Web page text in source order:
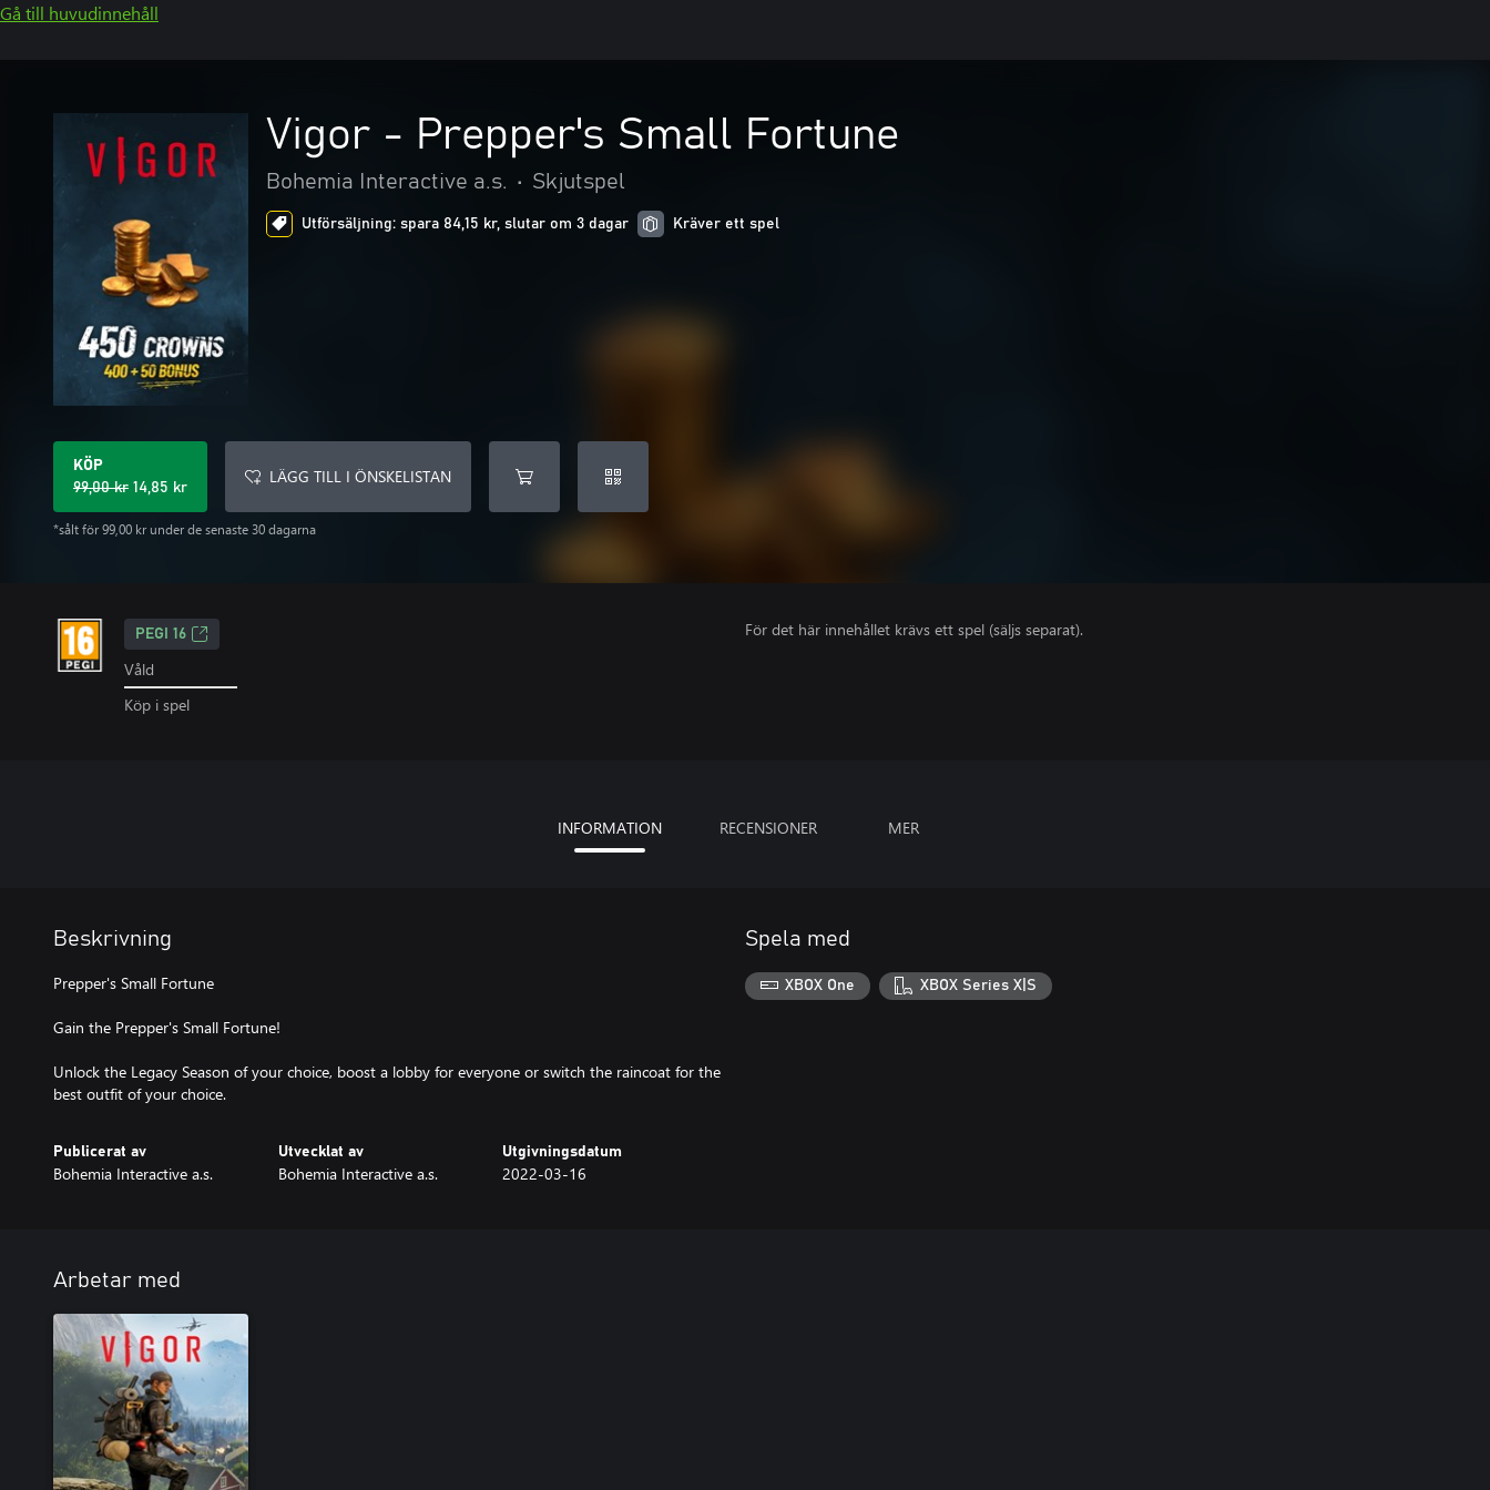
Gå till huvudinnehåll
Vigor - Prepper's Small Fortune
Bohemia Interactive a.s. • Skjutspel
Utförsäljning: spara 84,15 kr, slutar om 3 dagar Kräver ett spel
KÖP
99,00 kr 14,85 kr
*sålt för 99,00 kr under de senaste 30 dagarna
LÄGG TILL I ÖNSKELISTAN
PEGI 16
Våld
Köp i spel
För det här innehållet krävs ett spel (säljs separat).
INFORMATION RECENSIONER MER
Beskrivning
Prepper's Small Fortune
Gain the Prepper's Small Fortune!
Unlock the Legacy Season of your choice, boost a lobby for everyone or switch the raincoat for the
Publicerat av
Bohemia Interactive a.s.
Utvecklat av
Bohemia Interactive a.s.
Utgivningsdatum
2022-03-16
Spela med
XBOX One XBOX Series X|S
Arbetar med